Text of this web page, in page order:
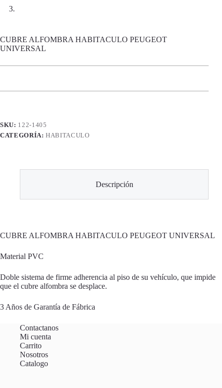
CUBRE ALFOMBRA HABITACULO PEUGEOT
UNIVERSAL
SKU: 122-1405
CATEGORÍA:HABITACULO
Descripción
CUBRE ALFOMBRA HABITACULO PEUGEOT UNIVERSAL
Material PVC
Doble sistema de firme adherencia al piso de su vehículo, que impide
que el cubre alfombra se desplace.
3 Años de Garantía de Fábrica
Contactanos
Mi cuenta
Carrito
Nosotros
Catalogo